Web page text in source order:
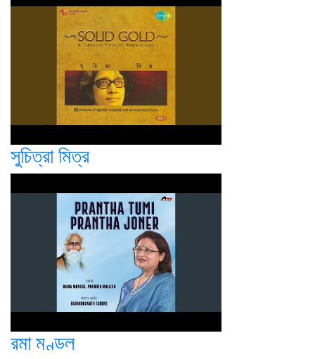
সুচিত্রা মিত্র
রমা মণ্ডল